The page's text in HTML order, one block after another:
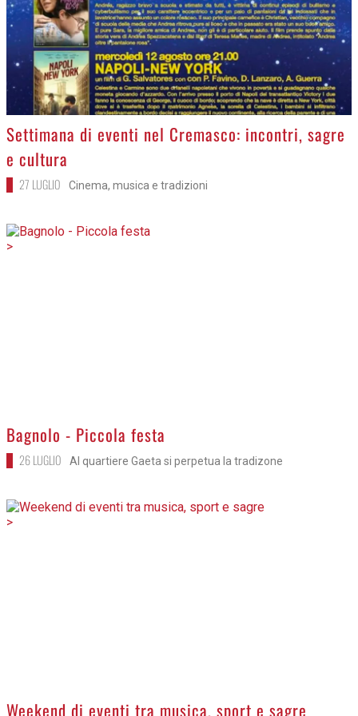
>
Settimana di eventi nel Cremasco: incontri, sagre
e cultura
27 LUGLIO Cinema, musica e tradizioni
>
Bagnolo - Piccola festa
26 LUGLIO Al quartiere Gaeta si perpetua la tradizone
>
Weekend di eventi tra musica, sport e sagre